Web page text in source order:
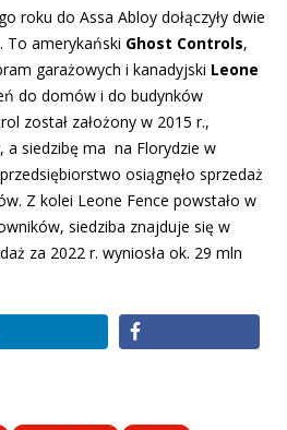
roku do Assa Abloy dołączyły dwie
To amerykański Ghost Controls,
garażowych i kanadyjski Leone
do domów i do budynków
został założony w 2015 r.,
a siedzibę ma na Florydzie w
osiągnęło sprzedaż
Z kolei Leone Fence powstało w
siedziba znajduje się w
za 2022 r. wyniosła ok. 29 mln